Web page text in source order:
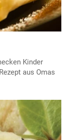
Kinder
aus Omas